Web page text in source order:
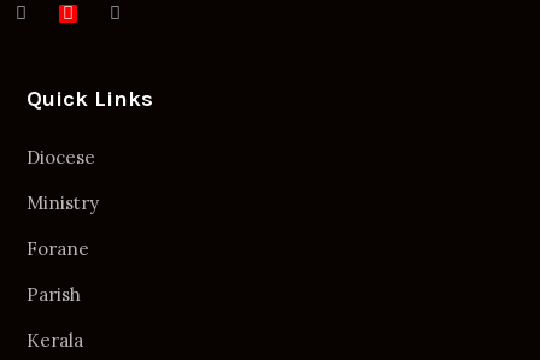
Quick Links
Diocese
Ministry
Forane
Parish
Kerala